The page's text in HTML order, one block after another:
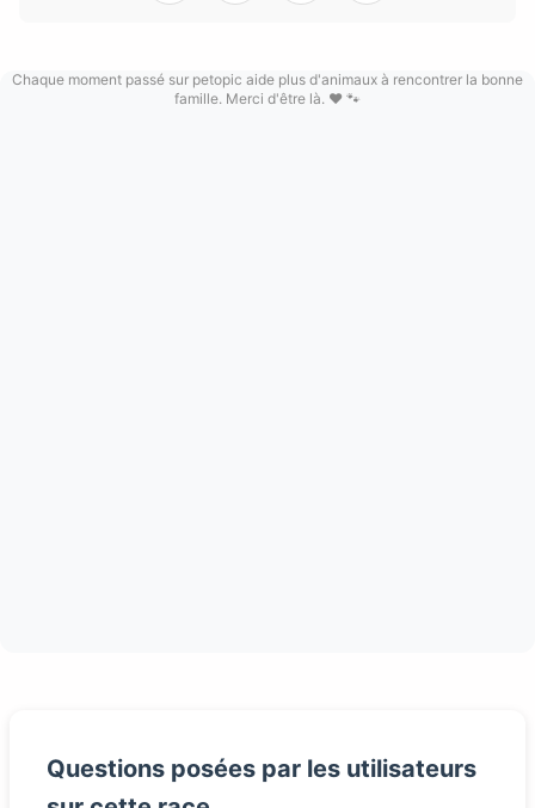
Chaque moment passé sur petopic aide plus d'animaux à rencontrer la bonne
famille. Merci d'être là. ❤️ 🐾
Questions posées par les utilisateurs